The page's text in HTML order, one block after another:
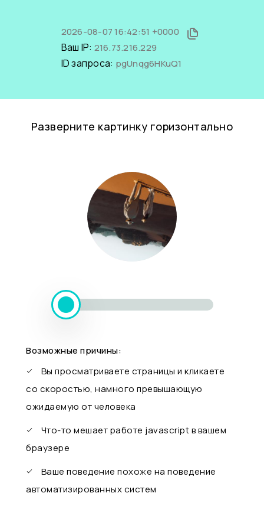
2026-08-07 16:42:51 +0000
Ваш IP: 216.73.216.229
ID запроса: pgUnqg6HKuQ1
Разверните картинку горизонтально
Возможные причины:
Вы просматриваете страницы и кликаете
со скоростью, намного превышающую
ожидаемую от человека
Что-то мешает работе javascript в вашем
браузере
Ваше поведение похоже на поведение
автоматизированных систем